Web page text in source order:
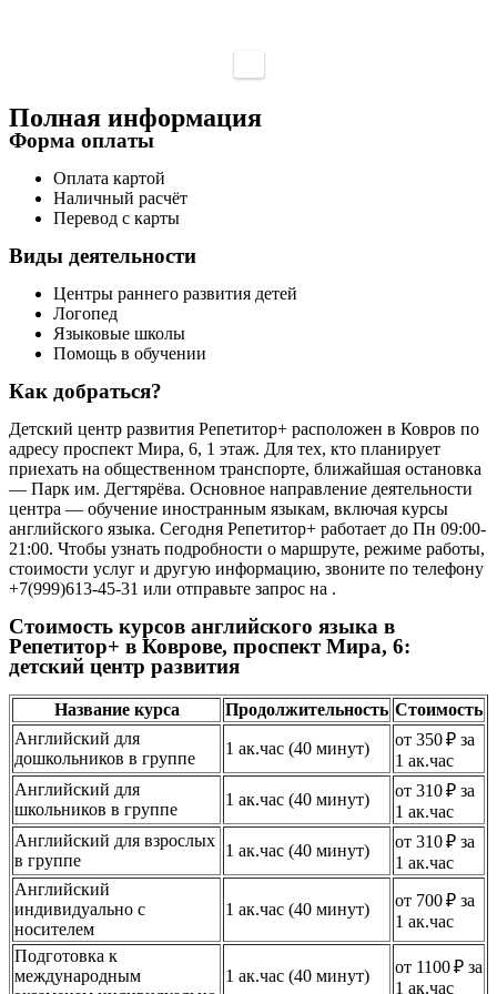
Полная информация
Форма оплаты
Оплата картой
Наличный расчёт
Перевод с карты
Виды деятельности
Центры раннего развития детей
Логопед
Языковые школы
Помощь в обучении
Как добраться?
Детский центр развития Репетитор+ расположен в Ковров по
адресу проспект Мира, 6, 1 этаж. Для тех, кто планирует
приехать на общественном транспорте, ближайшая остановка
— Парк им. Дегтярёва. Основное направление деятельности
центра — обучение иностранным языкам, включая курсы
английского языка. Сегодня Репетитор+ работает до Пн 09:00-
21:00. Чтобы узнать подробности о маршруте, режиме работы,
стоимости услуг и другую информацию, звоните по телефону
+7(999)613-45-31 или отправьте запрос на .
Стоимость курсов английского языка в
Репетитор+ в Коврове, проспект Мира, 6:
детский центр развития
Название курса Продолжительность Стоимость
Английский для
дошкольников в группе
1 ак.час (40 минут)
от 350 ₽ за
1 ак.час
Английский для
школьников в группе
1 ак.час (40 минут)
от 310 ₽ за
1 ак.час
Английский для взрослых
в группе
1 ак.час (40 минут)
от 310 ₽ за
1 ак.час
Английский
индивидуально с
носителем
1 ак.час (40 минут)
от 700 ₽ за
1 ак.час
Подготовка к
международным
1 ак.час (40 минут)
от 1100 ₽ за
1 ак.час